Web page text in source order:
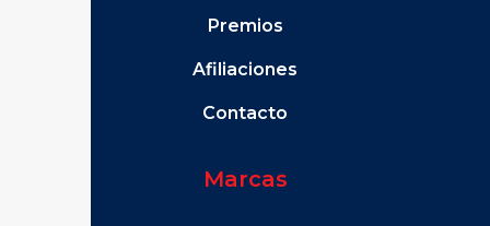
Premios
Afiliaciones
Contacto
Marcas